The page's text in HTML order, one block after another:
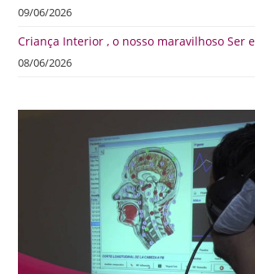
09/06/2026
Criança Interior , o nosso maravilhoso Ser
08/06/2026